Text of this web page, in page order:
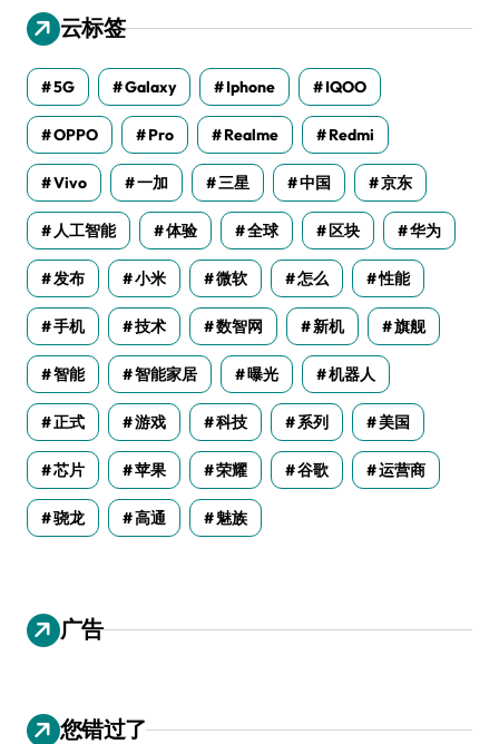
云标签
5G Galaxy Iphone IQOO
OPPO Pro Realme Redmi
Vivo 一加 三星 中国 京东
人工智能 体验 全球 区块 华为
发布 小米 微软 怎么 性能
手机 技术 数智网 新机 旗舰
智能 智能家居 曝光 机器人
正式 游戏 科技 系列 美国
芯片 苹果 荣耀 谷歌 运营商
骁龙 高通 魅族
广告
您错过了